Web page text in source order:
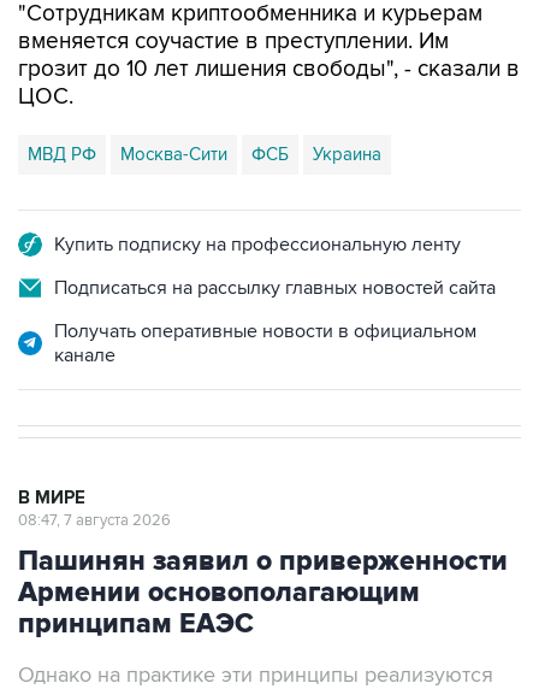
"Сотрудникам криптообменника и курьерам
вменяется соучастие в преступлении. Им
грозит до 10 лет лишения свободы", - сказали в
ЦОС.
МВД РФ Москва-Сити ФСБ Украина
Купить подписку на профессиональную ленту
Подписаться на рассылку главных новостей сайта
Получать оперативные новости в официальном
канале
В МИРЕ
08:47, 7 августа 2026
Пашинян заявил о приверженности
Армении основополагающим
принципам ЕАЭС
Однако на практике эти принципы реализуются